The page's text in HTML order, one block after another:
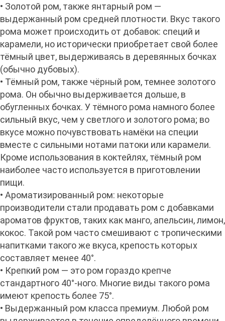
• Золотой ром, также янтарный ром —
выдержанный ром средней плотности. Вкус такого
рома может происходить от добавок: специй и
карамели, но исторически приобретает свой более
тёмный цвет, выдерживаясь в деревянных бочках
(обычно дубовых).
• Тёмный ром, также чёрный ром, темнее золотого
рома. Он обычно выдерживается дольше, в
обугленных бочках. У тёмного рома намного более
сильный вкус, чем у светлого и золотого рома; во
вкусе можно почувствовать намёки на специи
вместе с сильными нотами патоки или карамели.
Кроме использования в коктейлях, тёмный ром
наиболее часто используется в приготовлении
пищи.
• Ароматизированный ром: некоторые
производители стали продавать ром с добавками
ароматов фруктов, таких как манго, апельсин, лимон,
кокос. Такой ром часто смешивают с тропическими
напитками такого же вкуса, крепость которых
составляет менее 40°.
• Крепкий ром — это ром гораздо крепче
стандартного 40°-ного. Многие виды такого рома
имеют крепость более 75°.
• Выдержанный ром класса премиум. Любой ром